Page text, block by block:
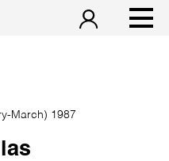
March) 1987